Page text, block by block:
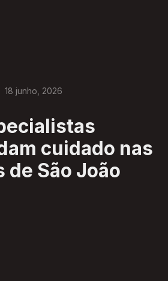
18 junho 2026
cuidado nas
de São João